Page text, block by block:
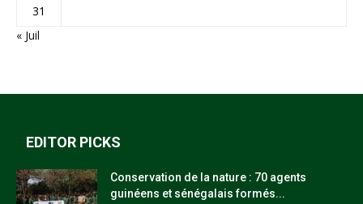
31
« Juil
EDITOR PICKS
Conservation de la nature : 70 agents
guinéens et sénégalais formés...